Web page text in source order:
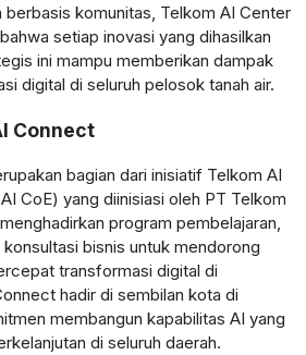
komunitas, Telkom AI Center
setiap inovasi yang dihasilkan
ini mampu memberikan dampak
digital di seluruh pelosok tanah air.
Connect
bagian dari inisiatif Telkom AI
CoE) yang diinisiasi oleh PT Telkom
program pembelajaran,
bisnis untuk mendorong
transformasi digital di
hadir di sembilan kota di
membangun kapabilitas AI yang
di seluruh daerah.